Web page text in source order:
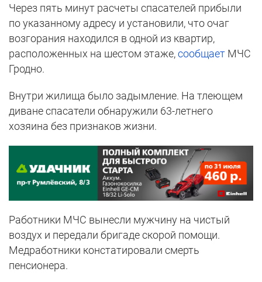
Через пять минут расчеты спасателей прибыли
по указанному адресу и установили, что очаг
возгорания находился в одной из квартир,
расположенных на шестом этаже,сообщает МЧС
Гродно.
Внутри жилища было задымление. На тлеющем
диване спасатели обнаружили 63-летнего
хозяина без признаков жизни.
Работники МЧС вынесли мужчину на чистый
воздух и передали бригаде скорой помощи.
Медработники констатировали смерть
пенсионера.